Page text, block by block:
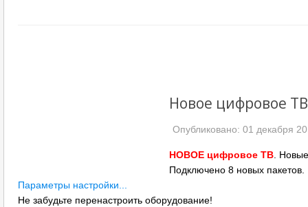
Новое цифровое ТВ
Опубликовано: 01 декабря
НОВОЕ цифровое ТВ.
Подключено 8 новых пакетов.
Параметры настройки...
Не забудьте перенастроить оборудование!